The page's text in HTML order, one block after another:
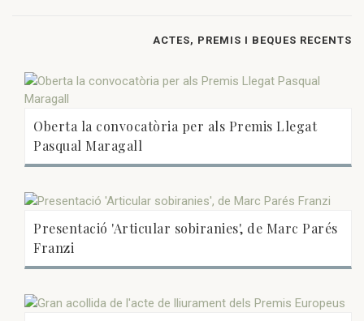
ACTES, PREMIS I BEQUES RECENTS
Oberta la convocatòria per als Premis Llegat
Pasqual Maragall
Presentació 'Articular sobiranies', de Marc Parés
Franzi